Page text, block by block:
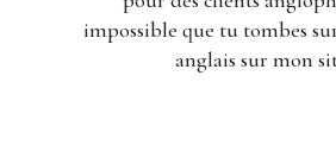
impossible que tu tombes
anglais sur mon